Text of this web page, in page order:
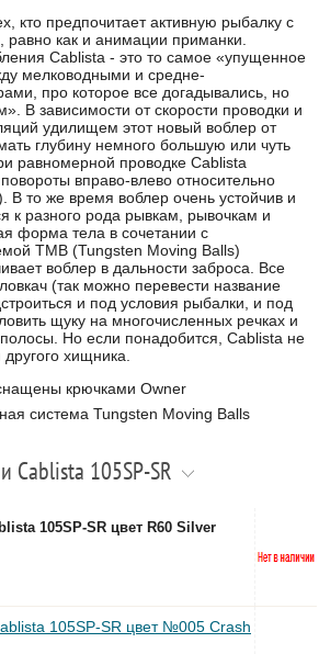
предпочитает активную рыбалку с
равно как и анимации приманки.
Cablista - это то самое «упущенное
мелководными и средне-
про которое все догадывались, но
В зависимости от скорости проводки и
удилищем этот новый воблер от
глубину немного большую или чуть
равномерной проводке Cablista
вправо-влево относительно
В то же время воблер очень устойчив и
к разного рода рывкам, рывочкам и
форма тела в сочетании с
ТМВ (Tungsten Moving Balls)
воблер в дальности заброса. Все
(так можно перевести название
и под условия рыбалки, и под
щуку на многочисленных речках и
Но если понадобится, Cablista не
хищника.
крючками Owner
система Tungsten Moving Balls
Cablista 105SP-SR
105SP-SR цвет R60 Silver
105SP-SR цвет №005 Crash